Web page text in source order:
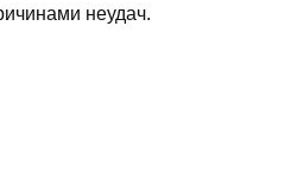
неудач.